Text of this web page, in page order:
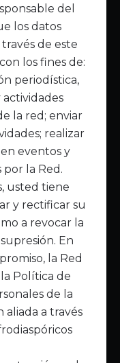
del
los datos
de este
los fines de:
periodística,
actividades
la red; enviar
realizar
eventos y
por la Red.
usted tiene
y rectificar su
a revocar la
En
la Red
Política de
de la
aliada a través